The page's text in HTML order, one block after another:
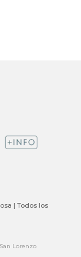
| Todos los
Lorenzo